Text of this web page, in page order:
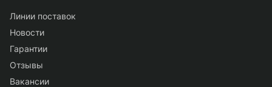
Линии поставок
Новости
Гарантии
Отзывы
Вакансии